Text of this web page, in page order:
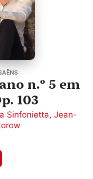
n.º 5 em
103
Sinfonietta, Jean-